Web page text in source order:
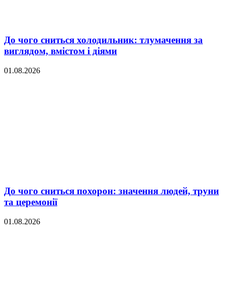
До чого сниться холодильник: тлумачення за
виглядом, вмістом і діями
01.08.2026
До чого сниться похорон: значення людей, труни
та церемонії
01.08.2026